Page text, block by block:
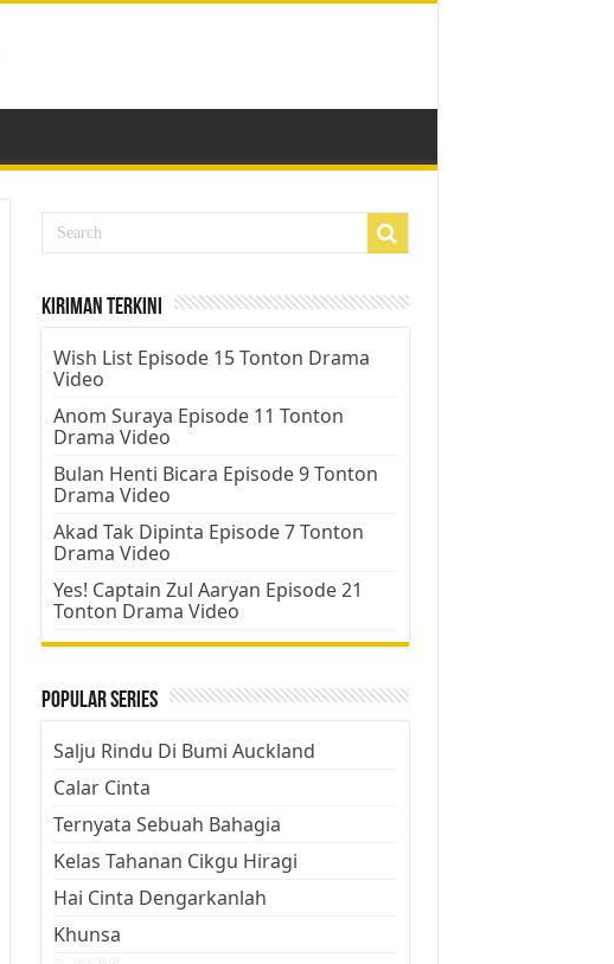
Kiriman Terkini
Wish List Episode 15 Tonton Drama
Video
Anom Suraya Episode 11 Tonton
Drama Video
Bulan Henti Bicara Episode 9 Tonton
Drama Video
Akad Tak Dipinta Episode 7 Tonton
Drama Video
Yes! Captain Zul Aaryan Episode 21
Tonton Drama Video
Popular Series
Salju Rindu Di Bumi Auckland
Calar Cinta
Ternyata Sebuah Bahagia
Kelas Tahanan Cikgu Hiragi
Hai Cinta Dengarkanlah
Khunsa